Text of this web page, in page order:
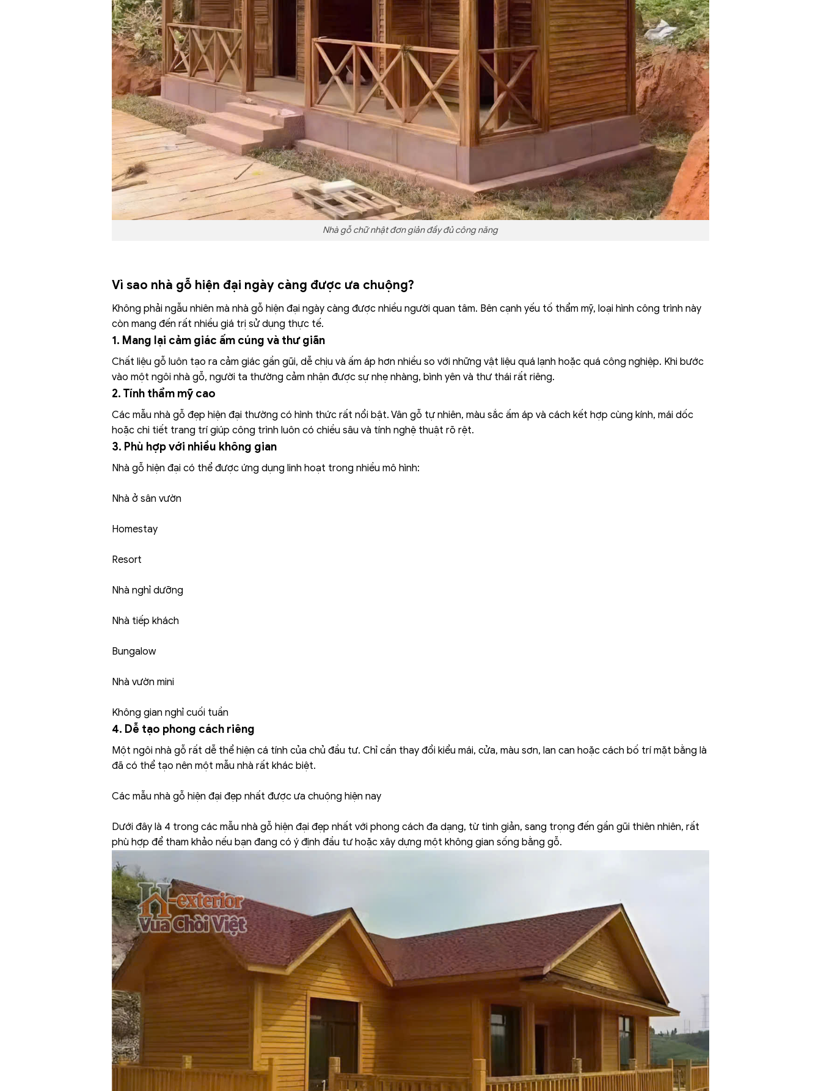
Nhà gỗ chữ nhật đơn giản đầy đủ công năng
Vì sao nhà gỗ hiện đại ngày càng được ưa chuộng?
Không phải ngẫu nhiên mà nhà gỗ hiện đại ngày càng được nhiều người quan tâm. Bên cạnh yếu tố thẩm mỹ, loại hình công trình này
còn mang đến rất nhiều giá trị sử dụng thực tế.
1. Mang lại cảm giác ấm cúng và thư giãn
Chất liệu gỗ luôn tạo ra cảm giác gần gũi, dễ chịu và ấm áp hơn nhiều so với những vật liệu quá lạnh hoặc quá công nghiệp. Khi bước
vào một ngôi nhà gỗ, người ta thường cảm nhận được sự nhẹ nhàng, bình yên và thư thái rất riêng.
2. Tính thẩm mỹ cao
Các mẫu nhà gỗ đẹp hiện đại thường có hình thức rất nổi bật. Vân gỗ tự nhiên, màu sắc ấm áp và cách kết hợp cùng kính, mái dốc
hoặc chi tiết trang trí giúp công trình luôn có chiều sâu và tính nghệ thuật rõ rệt.
3. Phù hợp với nhiều không gian
Nhà gỗ hiện đại có thể được ứng dụng linh hoạt trong nhiều mô hình:
Nhà ở sân vườn
Homestay
Resort
Nhà nghỉ dưỡng
Nhà tiếp khách
Bungalow
Nhà vườn mini
Không gian nghỉ cuối tuần
4. Dễ tạo phong cách riêng
Một ngôi nhà gỗ rất dễ thể hiện cá tính của chủ đầu tư. Chỉ cần thay đổi kiểu mái, cửa, màu sơn, lan can hoặc cách bố trí mặt bằng là
đã có thể tạo nên một mẫu nhà rất khác biệt.
Các mẫu nhà gỗ hiện đại đẹp nhất được ưa chuộng hiện nay
Dưới đây là 4 trong các mẫu nhà gỗ hiện đại đẹp nhất với phong cách đa dạng, từ tinh giản, sang trọng đến gần gũi thiên nhiên, rất
phù hợp để tham khảo nếu bạn đang có ý định đầu tư hoặc xây dựng một không gian sống bằng gỗ.